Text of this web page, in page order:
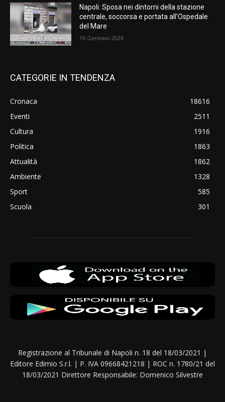
Napoli: Sposa nei dintorni della stazione
centrale, soccorsa e portata all’Ospedale
del Mare
16 Gennaio 2026
CATEGORIE IN TENDENZA
Cronaca
18616
Eventi
2511
Cultura
1916
Politica
1863
Attualità
1862
Ambiente
1328
Sport
585
Scuola
301
Registrazione al Tribunale di Napoli n. 18 del 18/03/2021 |
Editore Edimio S.r.l. | P. IVA 09668421218 | ROC n. 1780/21 del
18/03/2021 Direttore Responsabile: Domenico Silvestre